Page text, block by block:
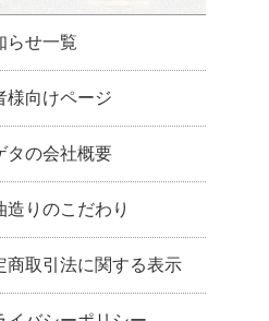
らせ一覧
様向けページ
タの会社概要
造りのこだわり
商取引法に関する表示